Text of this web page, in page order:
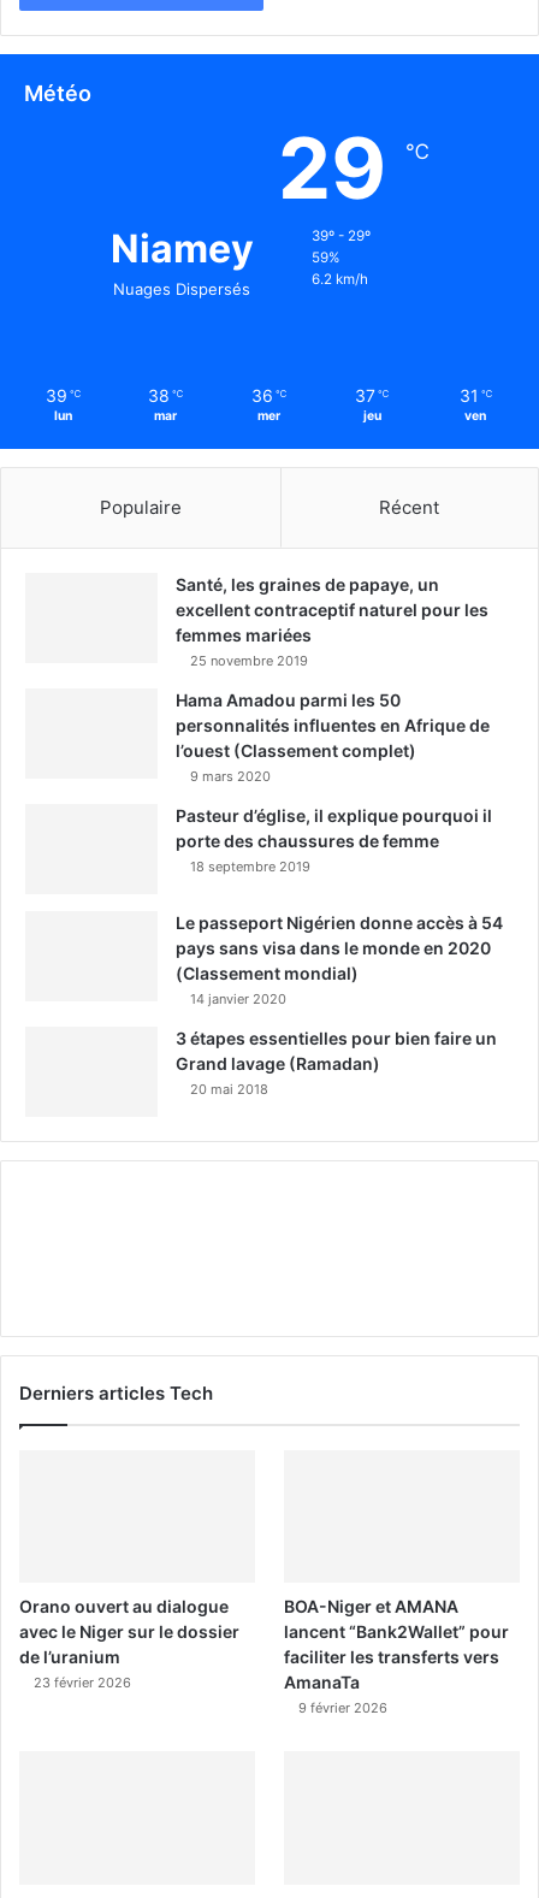
Météo
Niamey
Nuages Dispersés
29 ℃
39º - 29º
59%
6.2 km/h
39 ℃
lun
38 ℃
mar
36 ℃
mer
37 ℃
jeu
31 ℃
ven
Populaire Récent
Santé, les graines de papaye, un
excellent contraceptif naturel pour les
femmes mariées
25 novembre 2019
Hama Amadou parmi les 50
personnalités influentes en Afrique de
l’ouest (Classement complet)
9 mars 2020
Pasteur d’église, il explique pourquoi il
porte des chaussures de femme
18 septembre 2019
Le passeport Nigérien donne accès à 54
pays sans visa dans le monde en 2020
(Classement mondial)
14 janvier 2020
3 étapes essentielles pour bien faire un
Grand lavage (Ramadan)
20 mai 2018
Derniers articles Tech
Orano ouvert au dialogue
avec le Niger sur le dossier
de l’uranium
23 février 2026
BOA-Niger et AMANA
lancent “Bank2Wallet” pour
faciliter les transferts vers
AmanaTa
9 février 2026